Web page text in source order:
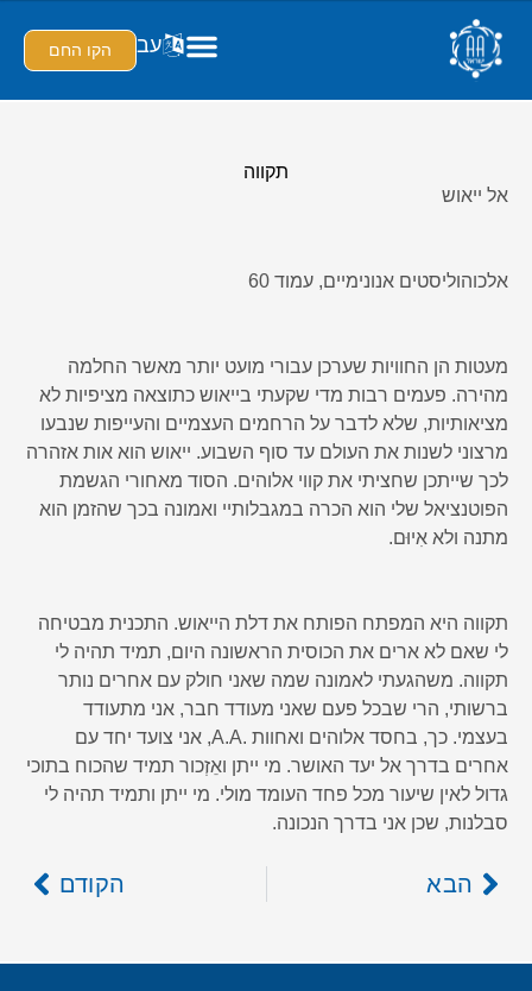
הקו החם עב
תקווה
אל ייאוש
אלכוהוליסטים אנונימיים, עמוד 60
מעטות הן החוויות שערכן עבורי מועט יותר מאשר החלמה
מהירה. פעמים רבות מדי שקעתי בייאוש כתוצאה מציפיות לא
מציאותיות, שלא לדבר על הרחמים העצמיים והעייפות שנבעו
מרצוני לשנות את העולם עד סוף השבוע. ייאוש הוא אות אזהרה
לכך שייתכן שחציתי את קווי אלוהים. הסוד מאחורי הגשמת
הפוטנציאל שלי הוא הכרה במגבלותיי ואמונה בכך שהזמן הוא
מתנה ולא אִיוּם.
תקווה היא המפתח הפותח את דלת הייאוש. התכנית מבטיחה
לי שאם לא ארים את הכוסית הראשונה היום, תמיד תהיה לי
תקווה. משהגעתי לאמונה שמה שאני חולק עם אחרים נותר
ברשותי, הרי שבכל פעם שאני מעודד חבר, אני מתעודד
בעצמי. כך, בחסד אלוהים ואחוות .A.A, אני צועד יחד עם
אחרים בדרך אל יעד האושר. מי ייתן ואֵזְכור תמיד שהכוח בתוכי
גדול לאין שיעור מכל פחד העומד מולי. מי ייתן ותמיד תהיה לי
סבלנות, שכן אני בדרך הנכונה.
הבא הקודם